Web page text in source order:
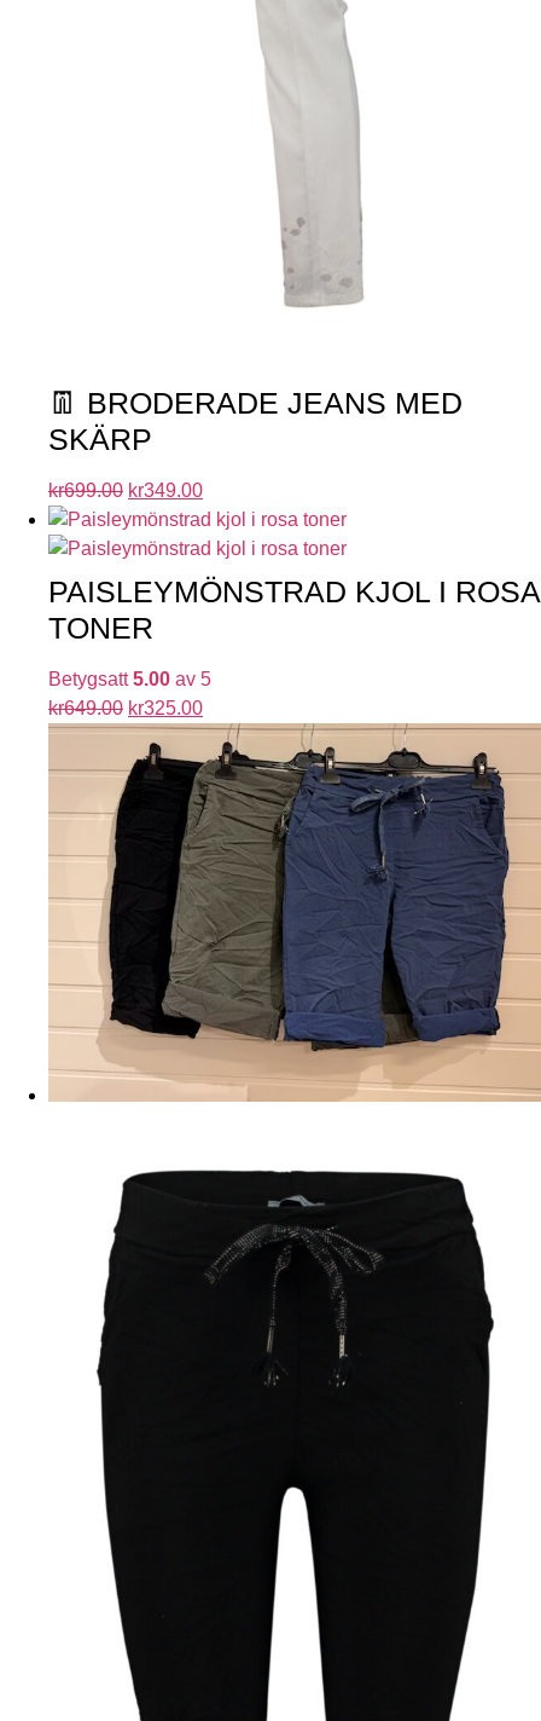
👖 BRODERADE JEANS MED
SKÄRP
kr699.00 kr349.00
PAISLEYMÖNSTRAD KJOL I ROSA
TONER
Betygsatt5.00 av 5
kr649.00 kr325.00